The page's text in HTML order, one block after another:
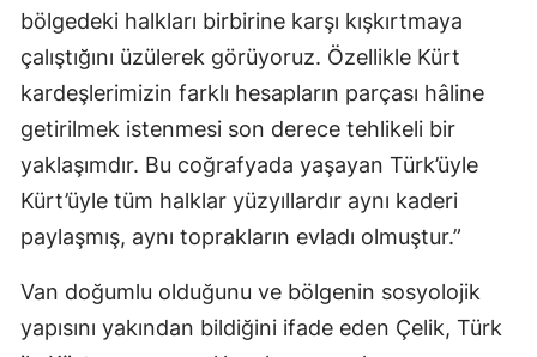
bölgedeki halkları birbirine karşı kışkırtmaya
çalıştığını üzülerek görüyoruz. Özellikle Kürt
kardeşlerimizin farklı hesapların parçası hâline
getirilmek istenmesi son derece tehlikeli bir
yaklaşımdır. Bu coğrafyada yaşayan Türk’üyle
Kürt’üyle tüm halklar yüzyıllardır aynı kaderi
paylaşmış, aynı toprakların evladı olmuştur.”
Van doğumlu olduğunu ve bölgenin sosyolojik
yapısını yakından bildiğini ifade eden Çelik, Türk